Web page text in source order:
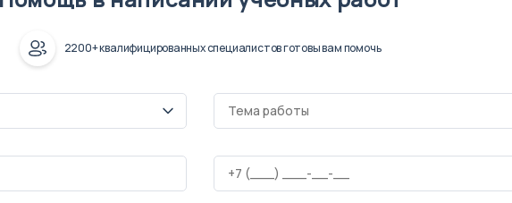
2200+ квалифицированных специалистов готовы вам помочь